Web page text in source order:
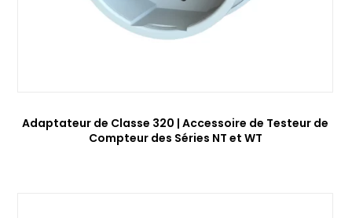
Adaptateur de Classe 320 | Accessoire de Testeur de
Compteur des Séries NT et WT